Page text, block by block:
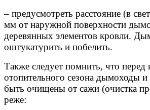
– предусмотреть расстояние (в
мм от наружной поверхности
деревянных элементов кровли.
оштукатурить и побелить.
Также следует помнить, что перед
отопительного сезона дымоходы
быть очищены от сажи (очистка
реже: